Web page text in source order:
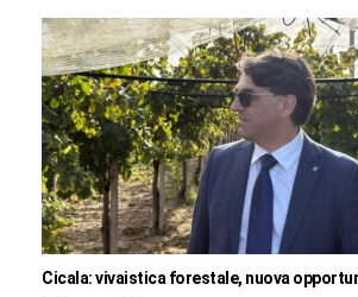
Cicala: vivaistica forestale, nuova